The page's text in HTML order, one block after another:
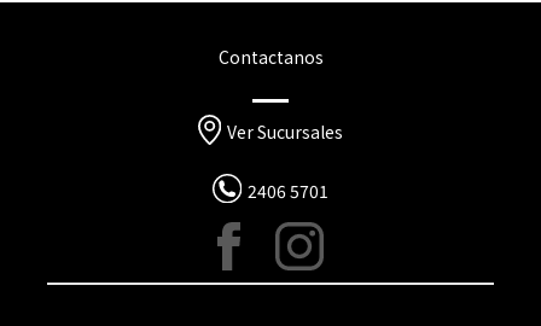
Contactanos
Ver Sucursales
2406 5701